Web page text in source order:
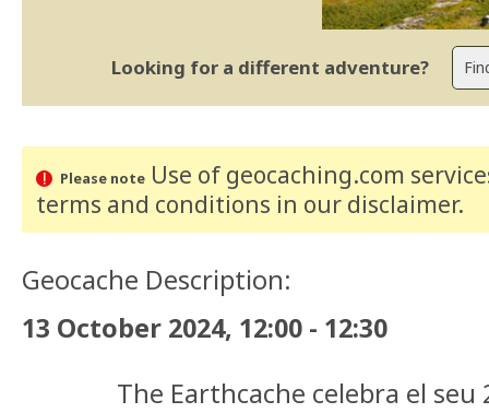
Looking for a different adventure?
Please noteUse of geocaching.com
terms and conditions in our disclaimer.
Geocache Description:
13 October 2024, 12:00 - 12:30
The Earthcache celebra el seu